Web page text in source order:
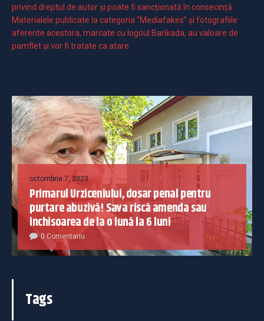
privind dreptul de autor și poate fi sancționată în consecință.
Materialele publicate la categoria ”Mediafakes” și fotografiile
aferente acestora, marcate cu logoul Barikada, au valoare de
pamflet și vor fi tratate ca atare.
octombrie 7, 2023
Primarul Urziceniului, dosar penal pentru
purtare abuzivă! Sava riscă amenda sau
închisoarea de la o lună la 6 luni
0 Comentariu
Tags